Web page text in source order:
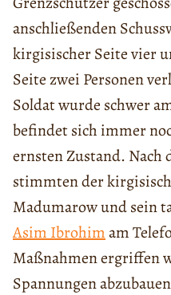
anschließenden
kirgisischer Seite vier
Seite zwei Personen
Soldat wurde schwer
befindet sich immer
ernsten Zustand. Nach
stimmten der
Madumarow und sein
Asim Ibrohimam
Maßnahmen ergriffen
Spannungen